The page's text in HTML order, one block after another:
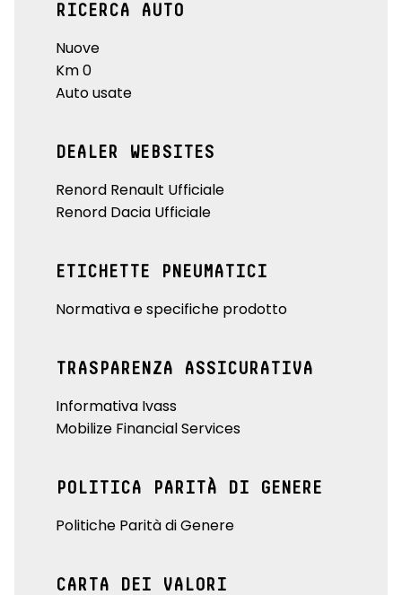
RICERCA AUTO
Nuove
Km 0
Auto usate
DEALER WEBSITES
Renord Renault Ufficiale
Renord Dacia Ufficiale
ETICHETTE PNEUMATICI
Normativa e specifiche prodotto
TRASPARENZA ASSICURATIVA
Informativa Ivass
Mobilize Financial Services
POLITICA PARITÀ DI GENERE
Politiche Parità di Genere
CARTA DEI VALORI